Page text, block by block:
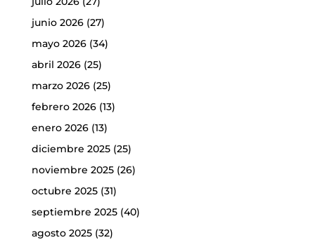
junio 2026(27)
mayo 2026(34)
abril 2026(25)
marzo 2026(25)
febrero 2026(13)
enero 2026(13)
diciembre 2025(25)
noviembre 2025(26)
octubre 2025(31)
septiembre 2025(40)
agosto 2025(32)